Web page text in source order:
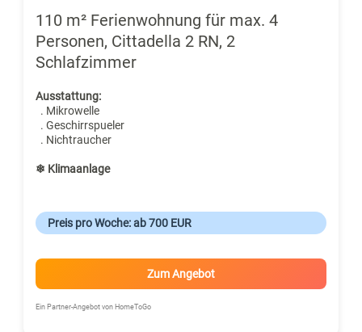
110 m² Ferienwohnung für max. 4
Personen, Cittadella 2 RN, 2
Schlafzimmer
Ausstattung:
. Mikrowelle
. Geschirrspueler
. Nichtraucher
❄ Klimaanlage
Preis pro Woche: ab 700 EUR
Zum Angebot
Ein Partner-Angebot von HomeToGo